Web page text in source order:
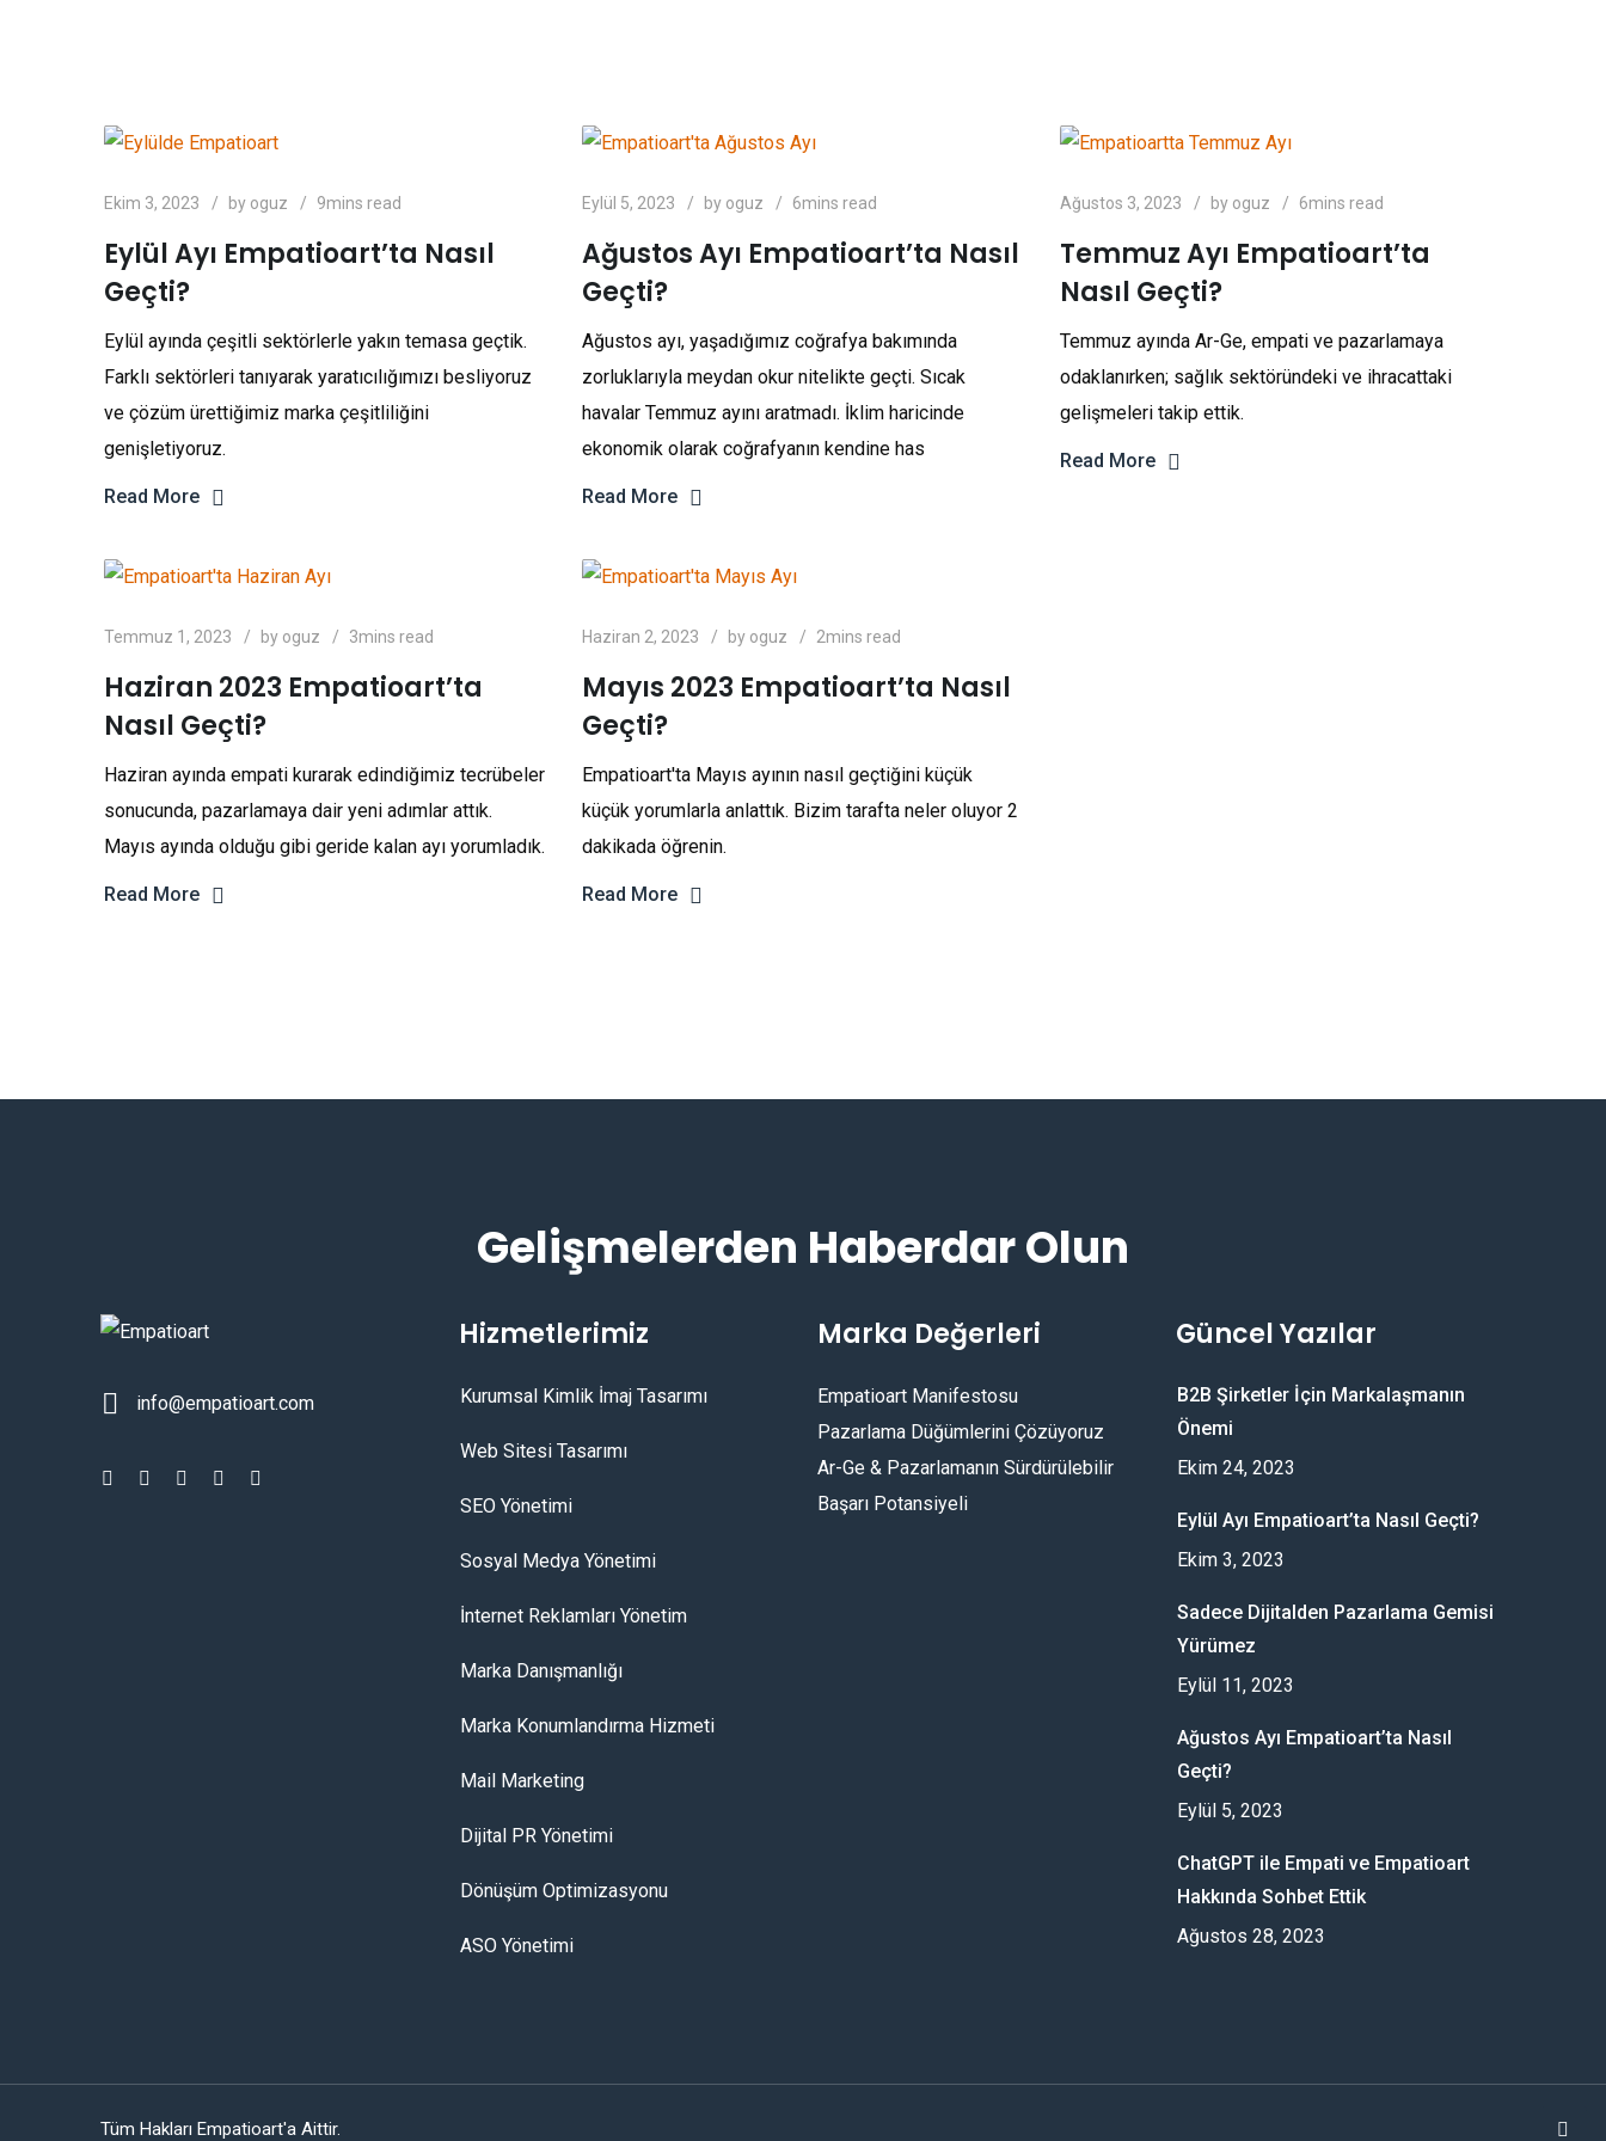
Ekim 3, 2023 by oguz 9mins read
Eylül Ayı Empatioart’ta Nasıl
Geçti?
Eylül ayında çeşitli sektörlerle yakın temasa geçtik.
Farklı sektörleri tanıyarak yaratıcılığımızı besliyoruz
ve çözüm ürettiğimiz marka çeşitliliğini
genişletiyoruz.
Read More
Eylül 5, 2023 by oguz 6mins read
Ağustos Ayı Empatioart’ta Nasıl
Geçti?
Ağustos ayı, yaşadığımız coğrafya bakımında
zorluklarıyla meydan okur nitelikte geçti. Sıcak
havalar Temmuz ayını aratmadı. İklim haricinde
ekonomik olarak coğrafyanın kendine has
Read More
Ağustos 3, 2023 by oguz 6mins read
Temmuz Ayı Empatioart’ta
Nasıl Geçti?
Temmuz ayında Ar-Ge, empati ve pazarlamaya
odaklanırken; sağlık sektöründeki ve ihracattaki
gelişmeleri takip ettik.
Read More
Temmuz 1, 2023 by oguz 3mins read
Haziran 2023 Empatioart’ta
Nasıl Geçti?
Haziran ayında empati kurarak edindiğimiz tecrübeler
sonucunda, pazarlamaya dair yeni adımlar attık.
Mayıs ayında olduğu gibi geride kalan ayı yorumladık.
Read More
Haziran 2, 2023 by oguz 2mins read
Mayıs 2023 Empatioart’ta Nasıl
Geçti?
Empatioart'ta Mayıs ayının nasıl geçtiğini küçük
küçük yorumlarla anlattık. Bizim tarafta neler oluyor 2
dakikada öğrenin.
Read More
Gelişmelerden Haberdar Olun
info@empatioart.com
Hizmetlerimiz
Kurumsal Kimlik İmaj Tasarımı
Web Sitesi Tasarımı
SEO Yönetimi
Sosyal Medya Yönetimi
İnternet Reklamları Yönetim
Marka Danışmanlığı
Marka Konumlandırma Hizmeti
Mail Marketing
Dijital PR Yönetimi
Dönüşüm Optimizasyonu
ASO Yönetimi
Marka Değerleri
Empatioart Manifestosu
Pazarlama Düğümlerini Çözüyoruz
Ar-Ge & Pazarlamanın Sürdürülebilir
Başarı Potansiyeli
Güncel Yazılar
B2B Şirketler İçin Markalaşmanın
Önemi
Ekim 24, 2023
Eylül Ayı Empatioart’ta Nasıl Geçti?
Ekim 3, 2023
Sadece Dijitalden Pazarlama Gemisi
Yürümez
Eylül 11, 2023
Ağustos Ayı Empatioart’ta Nasıl
Geçti?
Eylül 5, 2023
ChatGPT ile Empati ve Empatioart
Hakkında Sohbet Ettik
Ağustos 28, 2023
Tüm Hakları Empatioart'a Aittir.